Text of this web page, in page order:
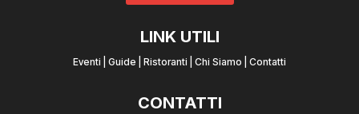
LINK UTILI
Eventi Guide Ristoranti Chi Siamo Contatti
CONTATTI